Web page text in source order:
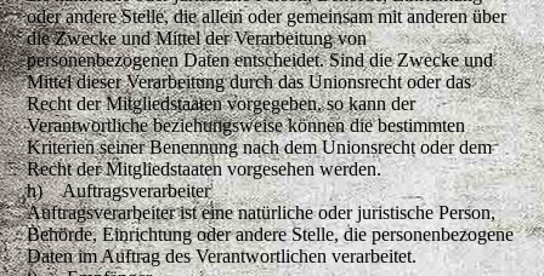
oder andere Stelle, die allein oder gemeinsam mit anderen über
die Zwecke und Mittel der Verarbeitung von
personenbezogenen Daten entscheidet. Sind die Zwecke und
Mittel dieser Verarbeitung durch das Unionsrecht oder das
Recht der Mitgliedstaaten vorgegeben, so kann der
Verantwortliche beziehungsweise können die bestimmten
Kriterien seiner Benennung nach dem Unionsrecht oder dem
Recht der Mitgliedstaaten vorgesehen werden.
h) Auftragsverarbeiter
Auftragsverarbeiter ist eine natürliche oder juristische Person,
Behörde, Einrichtung oder andere Stelle, die personenbezogene
Daten im Auftrag des Verantwortlichen verarbeitet.